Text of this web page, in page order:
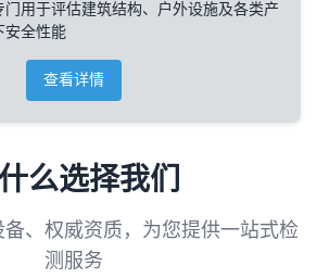
用于评估建筑结构、户外设施及各类产
安全性能
查看详情
么选择我们
、权威资质，为您提供一站式检
测服务